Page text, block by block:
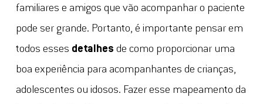
familiares e amigos que vão acompanhar o paciente
pode ser grande. Portanto, é importante pensar em
todos esses detalhes de como proporcionar uma
boa experiência para acompanhantes de crianças,
adolescentes ou idosos. Fazer esse mapeamento da